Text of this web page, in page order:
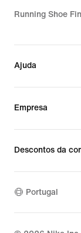
Running Shoe
Ajuda
Empresa
Descontos da
Portugal